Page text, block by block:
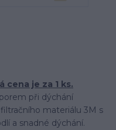
cena je za 1 ks.
při dýchání
materiálu 3M s
a snadné dýchání.